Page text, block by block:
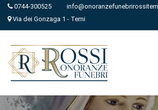
0744-300525
Via dei Gonzaga 1 - Terni